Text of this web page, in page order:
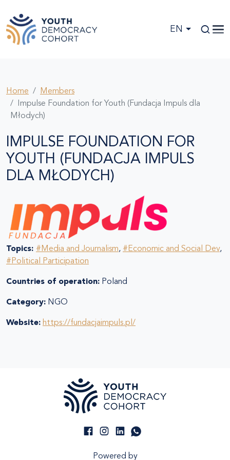
EN
Home
Members
Impulse Foundation for Youth (Fundacja Impuls dla
Młodych)
IMPULSE FOUNDATION FOR
YOUTH (FUNDACJA IMPULS
DLA MŁODYCH)
Topics: #Media and Journalism, #Economic and Social Dev,
#Political Participation
Countries of operation: Poland
Category: NGO
Website: https://fundacjaimpuls.pl/
Powered by